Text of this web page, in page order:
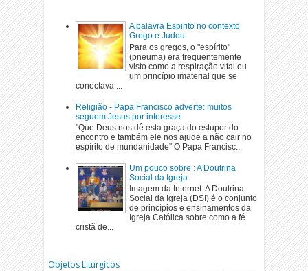
A palavra Espirito no contexto
Grego e Judeu
Para os gregos, o "espírito"
(pneuma) era frequentemente
visto como a respiração vital ou
um princípio imaterial que se
conectava ...
Religião - Papa Francisco adverte: muitos
seguem Jesus por interesse
"Que Deus nos dê esta graça do estupor do
encontro e também ele nos ajude a não cair no
espírito de mundanidade" O Papa Francisc...
Um pouco sobre : A Doutrina
Social da Igreja
Imagem da Internet A Doutrina
Social da Igreja (DSI) é o conjunto
de princípios e ensinamentos da
Igreja Católica sobre como a fé
cristã de...
Objetos Litúrgicos